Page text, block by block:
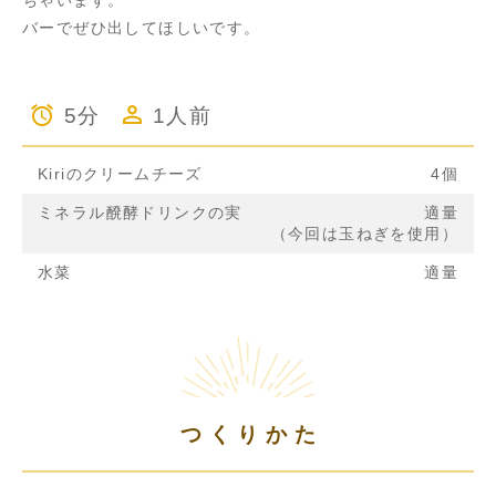
バーでぜひ出してほしいです。
5分 1人前
Kiriのクリームチーズ 4個
ミネラル醗酵ドリンクの実
適量
（今回は玉ねぎを使用）
水菜 適量
つくりかた